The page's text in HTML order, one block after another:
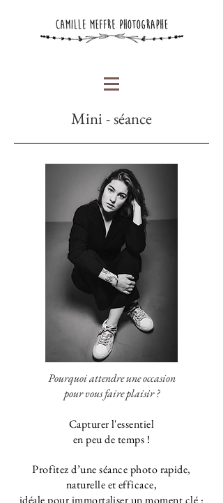
Mini - séance
Pourquoi attendre une occasion
pour vous faire plaisir ?
Capturer l'essentiel
en peu de temps !
Profitez d’une séance photo rapide,
naturelle et efficace,
idéale pour immortaliser un moment clé :